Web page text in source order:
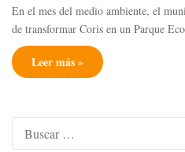
En el mes del medio ambiente, el
de transformar Coris en un Parque
Leer más »